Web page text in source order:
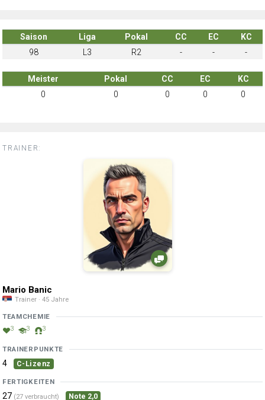
Saison Liga Pokal CC EC
KC
98
L3 R2 - - -
Meister Pokal CC EC
KC
0
0 0 0 0
TRAINER:
Mario Banic
Trainer · 45 Jahre
TEAMCHEMIE
3 3 3
TRAINERPUNKTE
4 C-Lizenz
FERTIGKEITEN
27 (27 verbraucht) Note 2,0